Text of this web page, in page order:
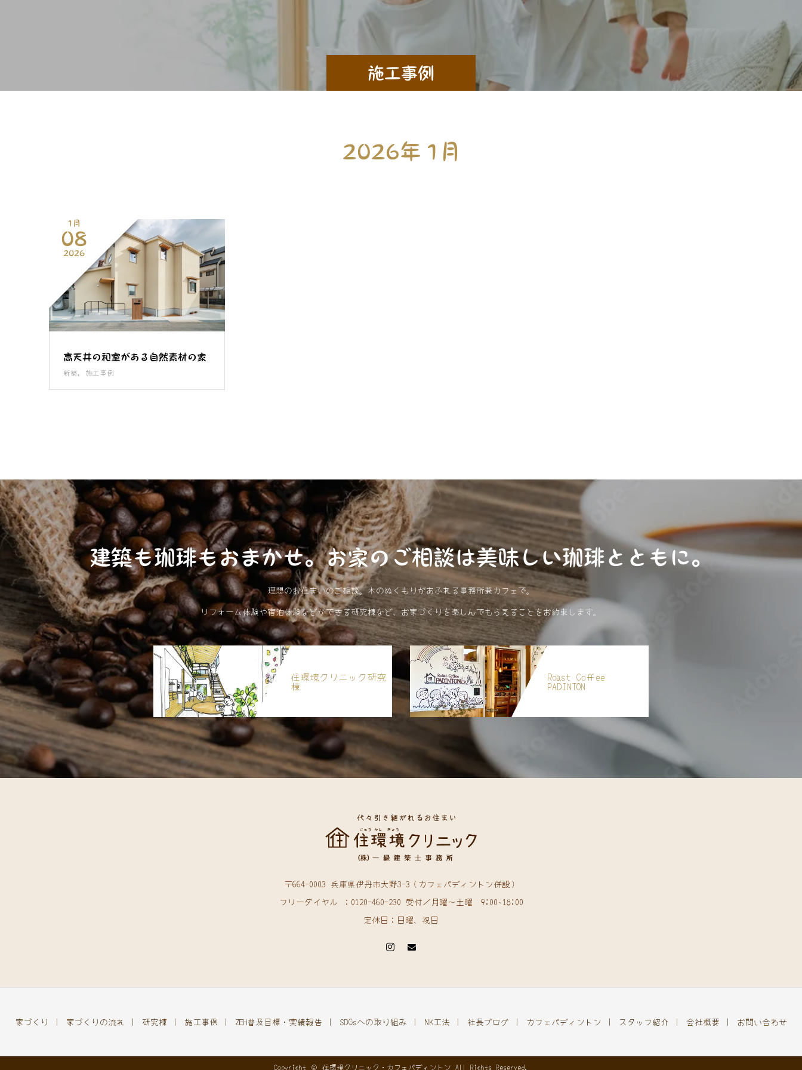
施工事例
2026年 1月
1月
08
2026
高天井の和室がある自然素材の家
新築, 施工事例
建築も珈琲もおまかせ。お家のご相談は美味しい珈琲とともに。
理想のお住まいのご相談。木のぬくもりがあふれる事務所兼カフェで。
リフォーム体験や宿泊体験などができる研究棟など、お家づくりを楽しんでもらえることをお約束します。
住環境クリニック研究
棟
Roast Coffee
PADINTON
〒664-0003 兵庫県伊丹市大野3-3（カフェパディントン併設）
フリーダイヤル ：0120-460-230 受付／月曜〜土曜 9:00~18:00
定休日：日曜、祝日
家づくり 家づくりの流れ 研究棟 施工事例 ZEH普及目標・実績報告 SDGsへの取り組み NK工法 社長ブログ カフェパディントン スタッフ紹介 会社概要 お問い合わせ
Copyright © 住環境クリニック・カフェパディントン All Rights Reserved.